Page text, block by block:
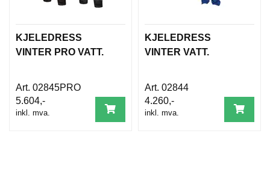
KJELEDRESS
VINTER PRO VATT.
02845PRO
5.604,-
inkl. mva.
KJELEDRESS
VINTER VATT.
02844
4.260,-
inkl. mva.